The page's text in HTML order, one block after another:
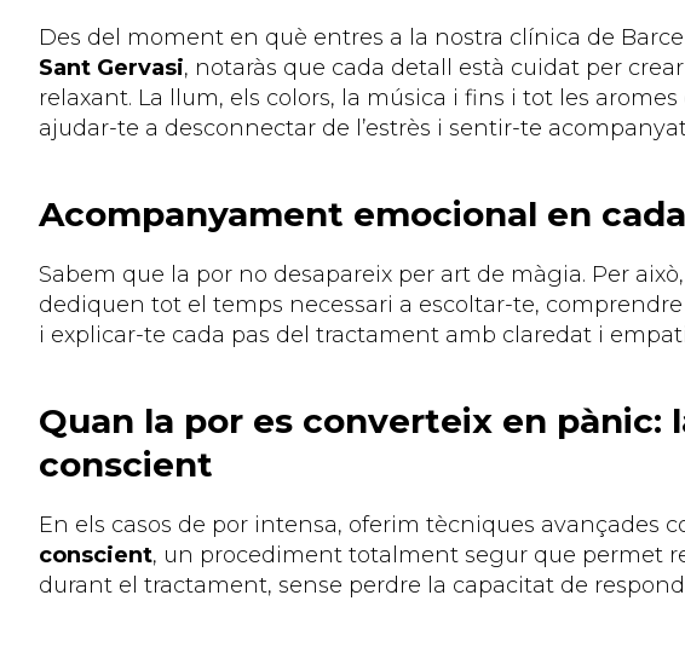
Des del moment en què entres a la nostra clínica de
Sant Gervasi, notaràs que cada detall està cuidat per
relaxant. La llum, els colors, la música i fins i tot les
ajudar-te a desconnectar de l’estrès i sentir-te
Acompanyament emocional en
Sabem que la por no desapareix per art de màgia. Per
dediquen tot el temps necessari a escoltar-te,
i explicar-te cada pas del tractament amb claredat i
Quan la por es converteix en pànic:
conscient
En els casos de por intensa, oferim tècniques avançades
conscient, un procediment totalment segur que permet
durant el tractament, sense perdre la capacitat de